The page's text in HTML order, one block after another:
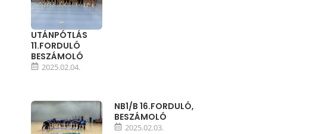
UTÁNPÓTLÁS
11.FORDULÓ
BESZÁMOLÓ
2025.02.04.
NB1/B 16.FORDULÓ,
BESZÁMOLÓ
2025.02.03.